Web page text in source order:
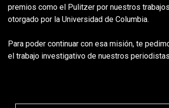
premios como el Pulitzer por nuestros
otorgado por la Universidad de Columbia.
Para poder continuar con esa misión, te
el trabajo investigativo de nuestros